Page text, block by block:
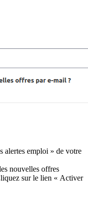
alertes emploi » de votre
nouvelles offres
sur le lien « Activer